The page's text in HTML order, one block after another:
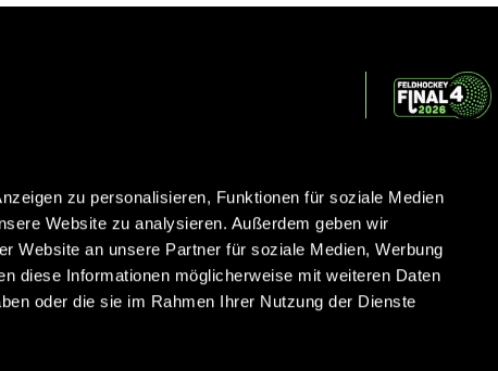
zu personalisieren, Funktionen für soziale Medien
Website zu analysieren. Außerdem geben wir
Website an unsere Partner für soziale Medien, Werbung
diese Informationen möglicherweise mit weiteren Daten
oder die sie im Rahmen Ihrer Nutzung der Dienste
IMPRESSUM